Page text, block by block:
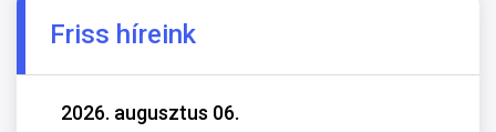
Friss híreink
2026. augusztus 06.